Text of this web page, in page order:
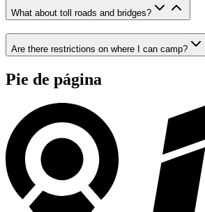
What about toll roads and bridges?
Are there restrictions on where I can camp?
Pie de página